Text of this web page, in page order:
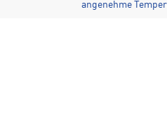
angenehme